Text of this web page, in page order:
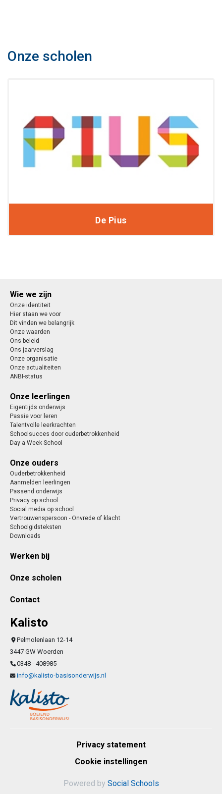
Onze scholen
De Pius
Wie we zijn
Onze identiteit
Hier staan we voor
Dit vinden we belangrijk
Onze waarden
Ons beleid
Ons jaarverslag
Onze organisatie
Onze actualiteiten
ANBI-status
Onze leerlingen
Eigentijds onderwijs
Passie voor leren
Talentvolle leerkrachten
Schoolsucces door ouderbetrokkenheid
Day a Week School
Onze ouders
Ouderbetrokkenheid
Aanmelden leerlingen
Passend onderwijs
Privacy op school
Social media op school
Vertrouwenspersoon - Onvrede of klacht
Schoolgidsteksten
Downloads
Werken bij
Onze scholen
Contact
Kalisto
Pelmolenlaan 12-14
3447 GW Woerden
0348 - 408985
info@kalisto-basisonderwijs.nl
Privacy statement
Cookie instellingen
Powered by Social Schools